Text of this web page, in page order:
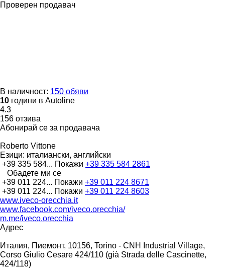
Проверен продавач
В наличност: 150 обяви
10 години в Autoline
4.3
156 отзива
Абонирай се за продавача
Roberto Vittone
Езици: италиански, английски
+39 335 584... Покажи +39 335 584 2861
Обадете ми се
+39 011 224... Покажи +39 011 224 8671
+39 011 224... Покажи +39 011 224 8603
www.iveco-orecchia.it
www.facebook.com/iveco.orecchia/
m.me/iveco.orecchia
Адрес
Италия, Пиемонт, 10156, Torino - CNH Industrial Village,
Corso Giulio Cesare 424/110 (già Strada delle Cascinette,
424/118)